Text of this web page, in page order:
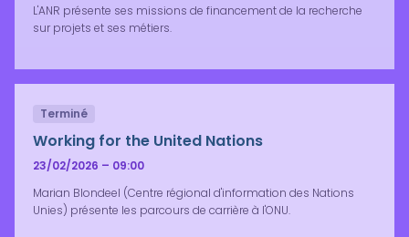
L'ANR présente ses missions de financement de la recherche
sur projets et ses métiers.
Terminé
Working for the United Nations
23/02/2026 – 09:00
Marian Blondeel (Centre régional d'information des Nations
Unies) présente les parcours de carrière à l'ONU.